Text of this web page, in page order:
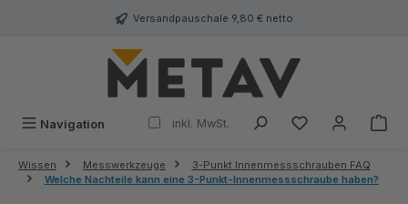
Versandpauschale 9,80 € netto
Navigation inkl. MwSt.
Wissen Messwerkzeuge
3-Punkt Innenmessschrauben FAQ
Welche Nachteile kann eine 3-Punkt-Innenmessschraube haben?